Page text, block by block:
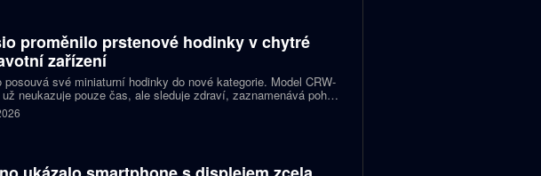
proměnilo prstenové hodinky v chytré
zařízení
posouvá své miniaturní hodinky do nové kategorie. Model CRW-
už neukazuje pouze čas, ale sleduje zdraví, zaznamenává pohyb
na dění v telefonu. Celokovový prsten tak spojuje digitální
šperk a chytré zařízení, které může uživatel nosit po celý den.